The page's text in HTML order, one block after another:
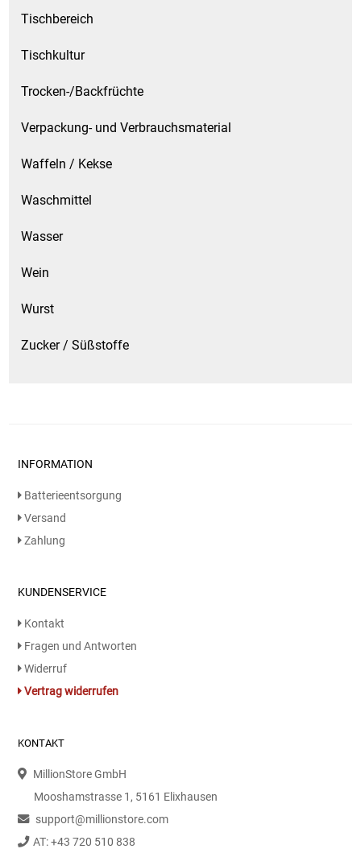
Tischbereich
Tischkultur
Trocken-/Backfrüchte
Verpackung- und Verbrauchsmaterial
Waffeln / Kekse
Waschmittel
Wasser
Wein
Wurst
Zucker / Süßstoffe
INFORMATION
Batterieentsorgung
Versand
Zahlung
KUNDENSERVICE
Kontakt
Fragen und Antworten
Widerruf
Vertrag widerrufen
KONTAKT
MillionStore GmbH
Mooshamstrasse 1, 5161 Elixhausen
support@millionstore.com
AT: +43 720 510 838